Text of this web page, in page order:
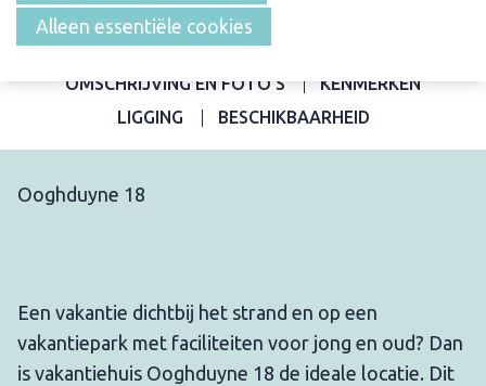
OVERZICHT
OMSCHRIJVING EN FOTO'S
KENMERKEN
LIGGING
BESCHIKBAARHEID
Ooghduyne 18
Een vakantie dichtbij het strand en op een
vakantiepark met faciliteiten voor jong en oud? Dan
is vakantiehuis Ooghduyne 18 de ideale locatie. Dit
Alleen essentiële cookies